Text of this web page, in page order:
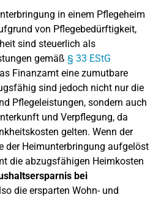
in einem Pflegeheim
von Pflegebedürftigkeit,
sind steuerlich als
gemäß § 33 EStG
Finanzamt eine zumutbare
sind jedoch nicht nur die
Pflegeleistungen, sondern auch
und Verpflegung, da
gelten. Wenn der
der Heimunterbringung aufgelöst
die abzugsfähigen Heimkosten
bei
die ersparten Wohn- und